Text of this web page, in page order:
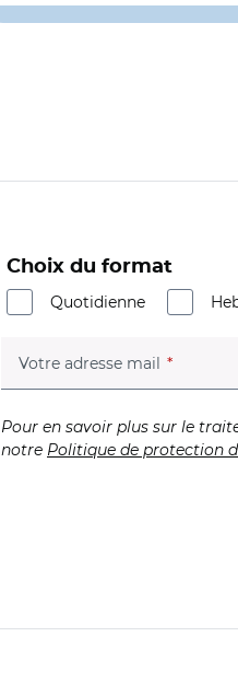
Choix du format
Quotidienne
Votre adresse mail (champ
Pour en savoir plus sur le
notre Politique de protection